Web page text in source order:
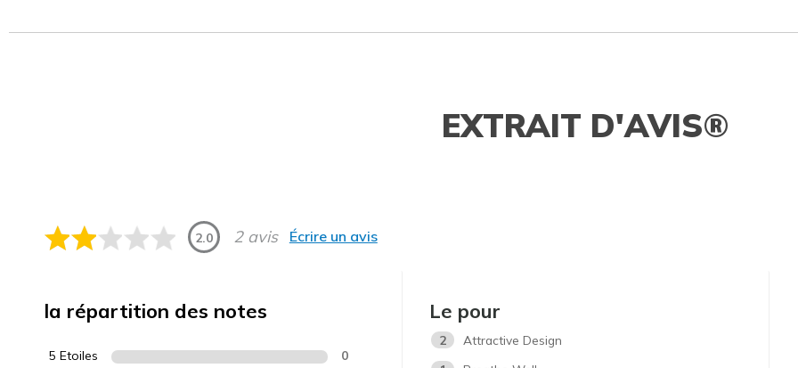
EXTRAIT D'AVIS®
2.0 2 avis Écrire un avis
la répartition des notes
5 Etoiles 0
Le pour
2
Attractive Design